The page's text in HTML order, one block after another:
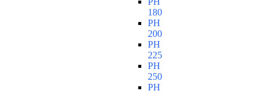
180
PH
200
PH
225
PH
250
PH